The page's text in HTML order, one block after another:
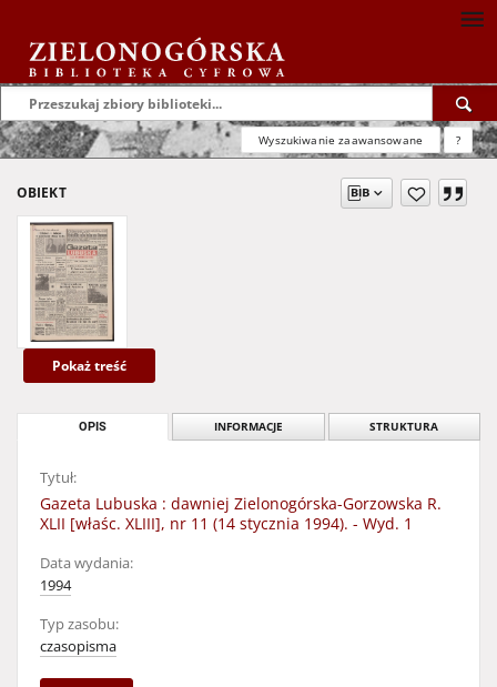
Wyszukiwanie zaawansowane ?
OBIEKT
Pokaż treść
OPIS INFORMACJE STRUKTURA
Tytuł:
Gazeta Lubuska : dawniej Zielonogórska-Gorzowska R.
XLII [właśc. XLIII], nr 11 (14 stycznia 1994). - Wyd. 1
Data wydania:
1994
Typ zasobu:
czasopisma